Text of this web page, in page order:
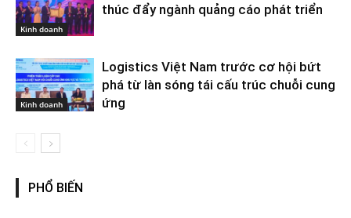
Kinh doanh
thúc đẩy ngành quảng cáo phát triển
Kinh doanh
Logistics Việt Nam trước cơ hội bứt
phá từ làn sóng tái cấu trúc chuỗi cung
ứng
PHỔ BIẾN